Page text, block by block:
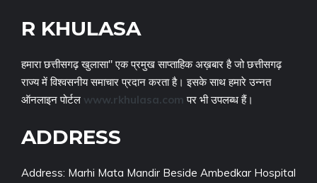
R KHULASA
हमारा छत्तीसगढ़ खुलासा" एक प्रमुख साप्ताहिक अख़बार है जो छत्तीसगढ़
राज्य में विश्वसनीय समाचार प्रदान करता है। इसके साथ हमारे उन्नत
ऑनलाइन पोर्टल www.rkhulasa.com पर भी उपलब्ध हैं।
ADDRESS
Address: Marhi Mata Mandir Beside Ambedkar Hospital